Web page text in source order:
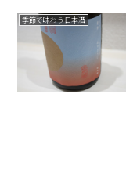
季節で味わう日本酒